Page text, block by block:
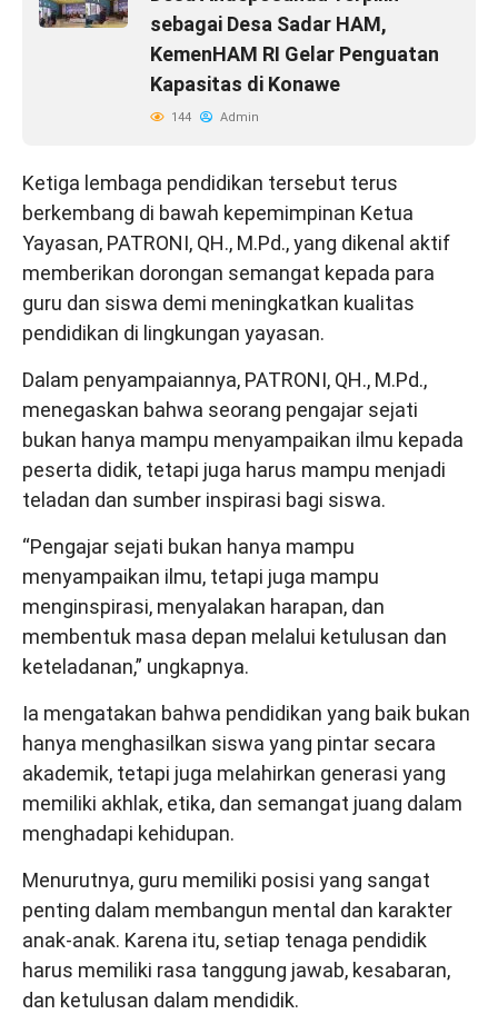
sebagai Desa Sadar HAM,
KemenHAM RI Gelar Penguatan
Kapasitas di Konawe
144 Admin
Ketiga lembaga pendidikan tersebut terus
berkembang di bawah kepemimpinan Ketua
Yayasan, PATRONI, QH., M.Pd., yang dikenal aktif
memberikan dorongan semangat kepada para
guru dan siswa demi meningkatkan kualitas
pendidikan di lingkungan yayasan.
Dalam penyampaiannya, PATRONI, QH., M.Pd.,
menegaskan bahwa seorang pengajar sejati
bukan hanya mampu menyampaikan ilmu kepada
peserta didik, tetapi juga harus mampu menjadi
teladan dan sumber inspirasi bagi siswa.
“Pengajar sejati bukan hanya mampu
menyampaikan ilmu, tetapi juga mampu
menginspirasi, menyalakan harapan, dan
membentuk masa depan melalui ketulusan dan
keteladanan,” ungkapnya.
Ia mengatakan bahwa pendidikan yang baik bukan
hanya menghasilkan siswa yang pintar secara
akademik, tetapi juga melahirkan generasi yang
memiliki akhlak, etika, dan semangat juang dalam
menghadapi kehidupan.
Menurutnya, guru memiliki posisi yang sangat
penting dalam membangun mental dan karakter
anak-anak. Karena itu, setiap tenaga pendidik
harus memiliki rasa tanggung jawab, kesabaran,
dan ketulusan dalam mendidik.